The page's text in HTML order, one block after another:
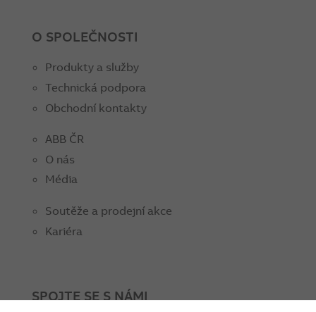
O SPOLEČNOSTI
Produkty a služby
Technická podpora
Obchodní kontakty
ABB ČR
O nás
Média
Soutěže a prodejní akce
Kariéra
SPOJTE SE S NÁMI